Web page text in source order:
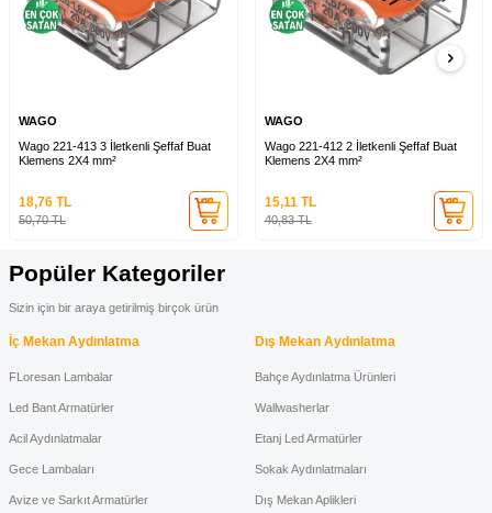
WAGO
Wago 221-413 3 İletkenli Şeffaf Buat
Klemens 2X4 mm²
50,70TL
18,76 TL
WAGO
Wago 221-412 2 İletkenli Şeffaf Buat
Klemens 2X4 mm²
40,83TL
15,11TL
Popüler Kategoriler
Sizin için bir araya getirilmiş birçok ürün
İç Mekan Aydınlatma
FLoresan Lambalar
Led Bant Armatürler
Acil Aydınlatmalar
Gece Lambaları
Avize ve Sarkıt Armatürler
Dış Mekan Aydınlatma
Bahçe Aydınlatma Ürünleri
Wallwasherlar
Etanj Led Armatürler
Sokak Aydınlatmaları
Dış Mekan Aplikleri